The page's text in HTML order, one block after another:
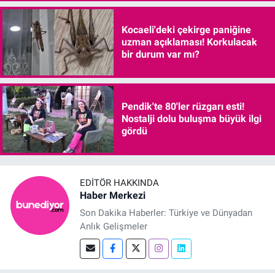
Kocaeli'deki çekirge paniğine
uzman açıklaması! Korkulacak
bir durum var mı?
Pendik'te 80'ler rüzgarı esti!
Nostalji dolu buluşma büyük ilgi
gördü
EDITÖR HAKKINDA
Haber Merkezi
Son Dakika Haberler: Türkiye ve Dünyadan
Anlık Gelişmeler